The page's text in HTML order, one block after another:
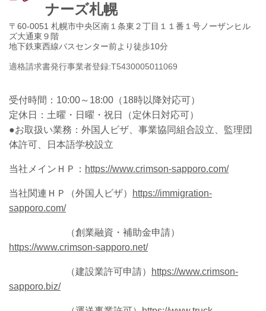
ナーズ札幌
〒60-0051 札幌市中央区南１条東２丁目１１番１号ノーザンヒル
ズ大通東９階
地下鉄東西線バスセンター前より徒歩10分
適格請求書発行事業者登録:T5430005011069
受付時間： 10:00～18:00（18時以降対応可）
定休日：土曜・日曜・祝日
（定休日対応可）
●お取扱い業務：外国人ビザ、事業協同組合設立、監理団
体許可、日本語学校設立
当社メインＨＰ： https://www.crimson-sapporo.com/
当社関連ＨＰ（外国人ビザ）
https://immigration-
sapporo.com/
（創業融資・補助金申請）
https://www.crimson-sapporo.net/
（建設業許可申請）
https://www.crimson-
sapporo.biz/